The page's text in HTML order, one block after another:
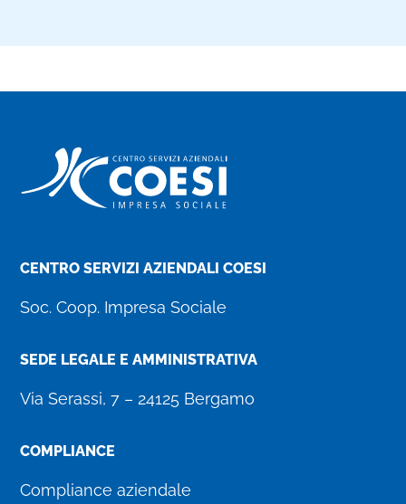
CENTRO SERVIZI AZIENDALI COESI
Soc. Coop. Impresa Sociale
SEDE LEGALE E AMMINISTRATIVA
Via Serassi, 7 – 24125 Bergamo
COMPLIANCE
Compliance aziendale